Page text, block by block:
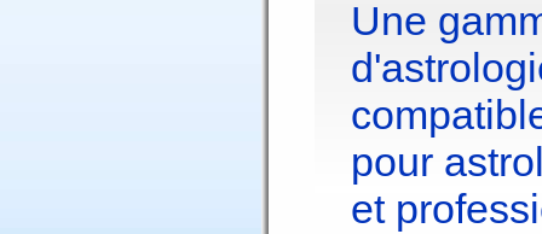
Une
pour
et